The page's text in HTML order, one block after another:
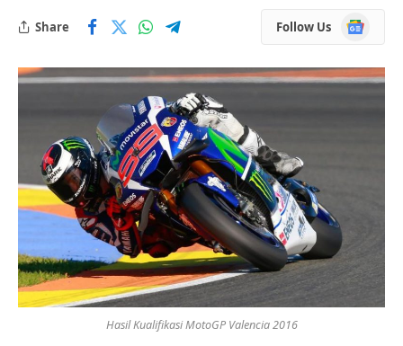
Share Follow Us
Google
News
Hasil Kualifikasi MotoGP Valencia 2016